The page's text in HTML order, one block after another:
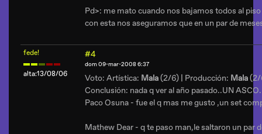
Pd>: me mato cuando nos bajamos todos al
con esta nos aseguramos que en un par de
fede!
alta:13/08/06
#4
dom 09-mar-2008 6:37
Voto: Artística: Mala(2/6) | Producción: Mala(2/
Conclusión: nada q ver al año pasado..UN ASCO.
Paco Osuna - fue el q mas me gusto ,un set
Mathew Dear - q te paso man,le saltaron un par